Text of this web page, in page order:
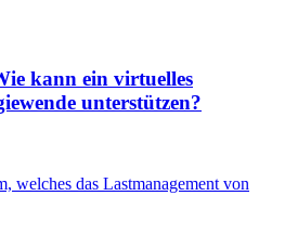
kann ein virtuelles
unterstützen?